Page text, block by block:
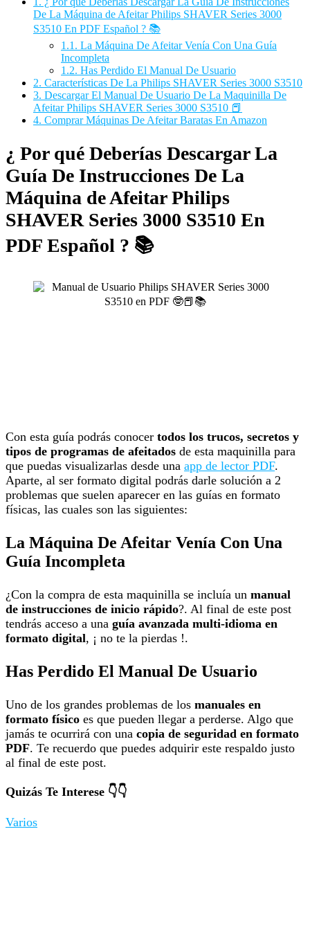
De La Máquina de Afeitar Philips SHAVER Series 3000
S3510 En PDF Español ? 📚
1.1. La Máquina De Afeitar Venía Con Una Guía
Incompleta
1.2. Has Perdido El Manual De Usuario
2. Características De La Philips SHAVER Series 3000 S3510
3. Descargar El Manual De Usuario De La Maquinilla De
Afeitar Philips SHAVER Series 3000 S3510 📕
4. Comprar Máquinas De Afeitar Baratas En Amazon
¿ Por qué Deberías Descargar La
Guía De Instrucciones De La
Máquina de Afeitar Philips
SHAVER Series 3000 S3510 En
PDF Español ? 📚
Con esta guía podrás conocer todos los trucos, secretos y
tipos de programas de afeitados de esta maquinilla para
que puedas visualizarlas desde una app de lector PDF.
Aparte, al ser formato digital podrás darle solución a 2
problemas que suelen aparecer en las guías en formato
físicas, las cuales son las siguientes:
La Máquina De Afeitar Venía Con Una
Guía Incompleta
¿Con la compra de esta maquinilla se incluía un manual
de instrucciones de inicio rápido?. Al final de este post
tendrás acceso a una guía avanzada multi-idioma en
formato digital, ¡ no te la pierdas !.
Has Perdido El Manual De Usuario
Uno de los grandes problemas de los manuales en
formato físico es que pueden llegar a perderse. Algo que
jamás te ocurrirá con una copia de seguridad en formato
PDF. Te recuerdo que puedes adquirir este respaldo justo
al final de este post.
Quizás Te Interese 👇👇
Varios